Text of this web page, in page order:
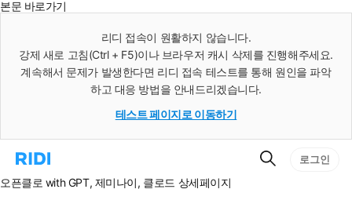
본문 바로가기
리디 접속이 원활하지 않습니다.
강제 새로 고침(Ctrl + F5)이나 브라우저 캐시 삭제를 진행해주세요.
계속해서 문제가 발생한다면 리디 접속 테스트를 통해 원인을 파악
하고 대응 방법을 안내드리겠습니다.
테스트 페이지로 이동하기
리
홈
검
로그인
오픈클로 with GPT, 제미나이, 클로드 상세페이지